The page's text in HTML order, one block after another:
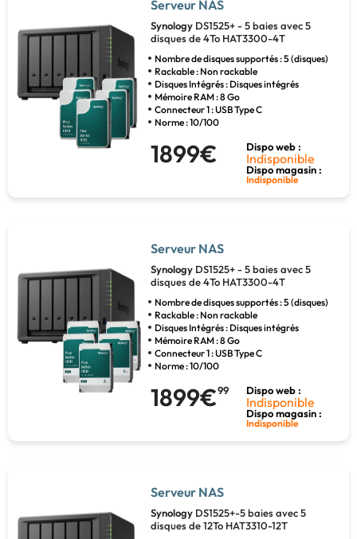
Serveur NAS
Synology DS1525+ - 5 baies avec 5
disques de 4To HAT3300-4T
Nombre de disques supportés : 5 (disques)
Rackable : Non rackable
Disques Intégrés : Disques intégrés
Mémoire RAM : 8 Go
Connecteur 1 : USB Type C
Norme : 10/100
1899€ Dispo web :
Indisponible
Dispo magasin :
Indisponible
Serveur NAS
Synology DS1525+ - 5 baies avec 5
disques de 4To HAT3300-4T
Nombre de disques supportés : 5 (disques)
Rackable : Non rackable
Disques Intégrés : Disques intégrés
Mémoire RAM : 8 Go
Connecteur 1 : USB Type C
Norme : 10/100
1899€99 Dispo web :
Indisponible
Dispo magasin :
Indisponible
Serveur NAS
Synology DS1525+-5 baies avec 5
disques de 12To HAT3310-12T